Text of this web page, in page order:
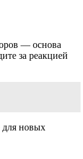
— основа
за реакцией
для новых